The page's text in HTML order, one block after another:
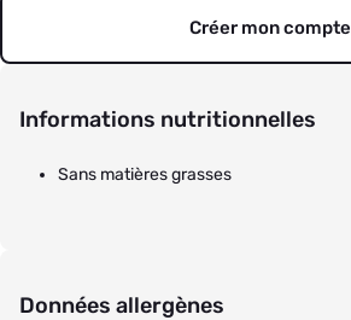
Créer mon compte
Informations nutritionnelles
Sans matières grasses
Données allergènes